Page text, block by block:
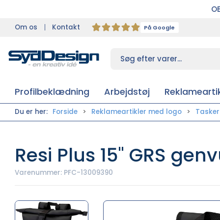
Om os Kontakt På Google
Profilbeklædning Arbejdstøj
Du er her: Forside Reklameartikler med logo
Resi Plus 15" GRS
Varenummer: PFC-13009390